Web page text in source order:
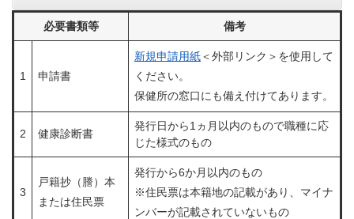
必要書類等 備考
1 申請書
新規申請用紙＜外部リンク＞ を使用して
ください。
保健所の窓口にも備え付けてあります。
2 健康診断書
発行日から1ヵ月以内のもので職種に応
じた様式のもの
3
戸籍抄（謄）本​
または住民票
発行から6か月以内のもの
※住民票は本籍地の記載があり、マイナ
ンバーが記載されていないもの